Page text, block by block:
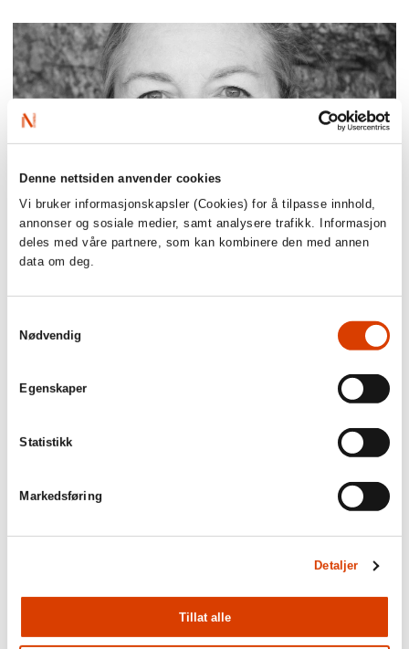
Denne nettsiden anvender cookies
Vi bruker informasjonskapsler (Cookies) for å tilpasse innhold,
annonser og sosiale medier, samt analysere trafikk. Informasjon
deles med våre partnere, som kan kombinere den med annen
data om deg.
Nødvendig
Egenskaper
Statistikk
Markedsføring
Detaljer
Tillat alle
03.08.2026
Mišo Grundler tildelt Den Kongelige Norske